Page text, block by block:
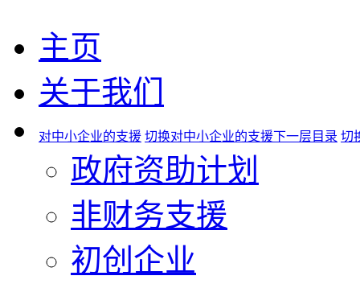
主页
关于我们
对中小企业的支援 切换对中小企业的支援下一层目录 切
政府资助计划
非财务支援
初创企业